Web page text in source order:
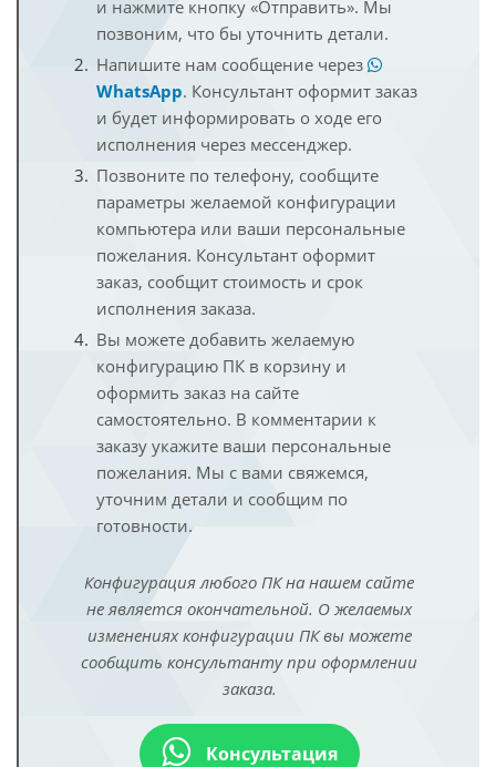
и нажмите кнопку «Отправить». Мы
позвоним, что бы уточнить детали.
Напишите нам сообщение через
WhatsApp. Консультант оформит заказ
и будет информировать о ходе его
исполнения через мессенджер.
Позвоните по телефону, сообщите
параметры желаемой конфигурации
компьютера или ваши персональные
пожелания. Консультант оформит
заказ, сообщит стоимость и срок
исполнения заказа.
Вы можете добавить желаемую
конфигурацию ПК в корзину и
оформить заказ на сайте
самостоятельно. В комментарии к
заказу укажите ваши персональные
пожелания. Мы с вами свяжемся,
уточним детали и сообщим по
готовности.
Конфигурация любого ПК на нашем сайте
не является окончательной. О желаемых
изменениях конфигурации ПК вы можете
сообщить консультанту при оформлении
заказа.
Консультация